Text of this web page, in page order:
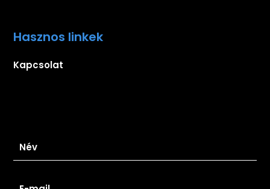
Hasznos linkek
Kapcsolat